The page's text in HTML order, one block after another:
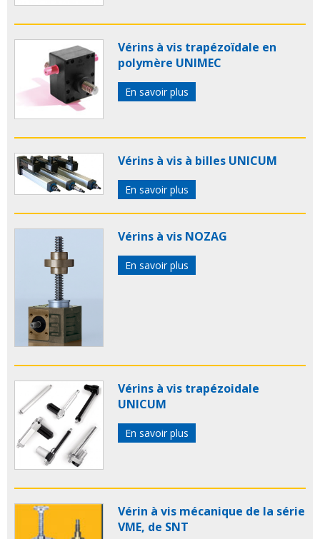
Vérins à vis trapézoïdale en
polymère UNIMEC
En savoir plus
Vérins à vis à billes UNICUM
En savoir plus
Vérins à vis NOZAG
En savoir plus
Vérins à vis trapézoidale
UNICUM
En savoir plus
Vérin à vis mécanique de la série
VME, de SNT